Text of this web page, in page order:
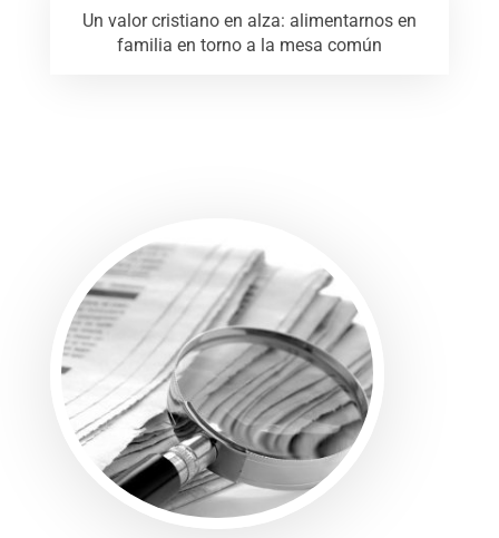
Un valor cristiano en alza: alimentarnos en
familia en torno a la mesa común